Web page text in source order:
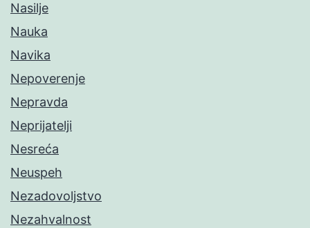
Nasilje
Nauka
Navika
Nepoverenje
Nepravda
Neprijatelji
Nesreća
Neuspeh
Nezadovoljstvo
Nezahvalnost